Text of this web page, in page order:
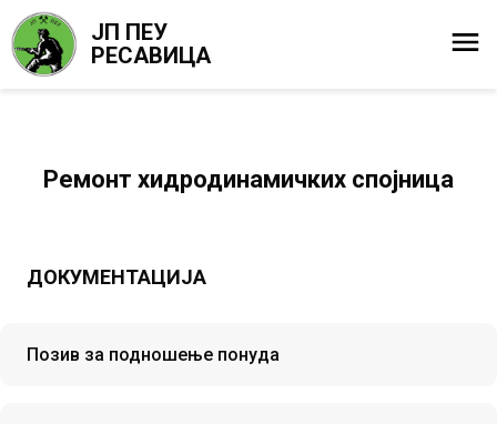
ЈП ПЕУ
РЕСАВИЦА
Ремонт хидродинамичких спојница
ДОКУМЕНТАЦИЈА
Позив за подношење понуда